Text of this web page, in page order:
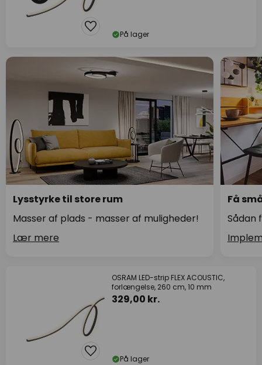
På lager
Lysstyrke til store rum
Masser af plads - masser af muligheder!
Lær mere
Få
Sådan
OSRAM LED-strip FLEX ACOUSTIC,
forlængelse, 260 cm, 10 mm
329,00 kr.
På lager